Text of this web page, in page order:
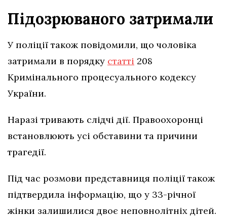
Підозрюваного затримали
У поліції також повідомили, що чоловіка
затримали в порядку статті 208
Кримінального процесуального кодексу
України.
Наразі тривають слідчі дії. Правоохоронці
встановлюють усі обставини та причини
трагедії.
Під час розмови представниця поліції також
підтвердила інформацію, що у 33-річної
жінки залишилися двоє неповнолітніх дітей.